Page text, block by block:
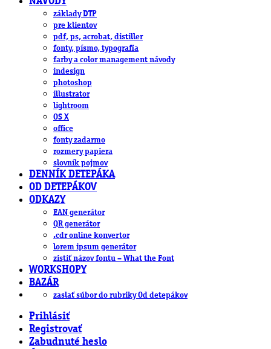
základy DTP
pre klientov
pdf, ps, acrobat, distiller
fonty, písmo, typografia
farby a color management návody
indesign
photoshop
illustrator
lightroom
OS X
office
fonty zadarmo
rozmery papiera
slovník pojmov
DENNÍK DETEPÁKA
OD DETEPÁKOV
ODKAZY
EAN generátor
QR generátor
.cdr online konvertor
lorem ipsum generátor
zistiť názov fontu – What the Font
WORKSHOPY
BAZÁR
zaslať súbor do rubriky Od detepákov
Prihlásiť
Registrovať
Zabudnuté heslo